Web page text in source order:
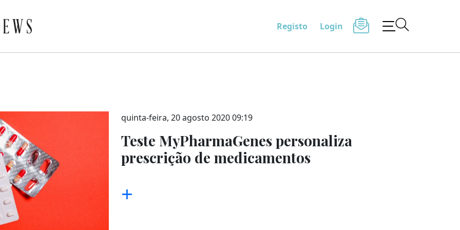
Registo Login
quinta-feira, 20 agosto 2020 09:19
Teste MyPharmaGenes personaliza
prescrição de medicamentos
+